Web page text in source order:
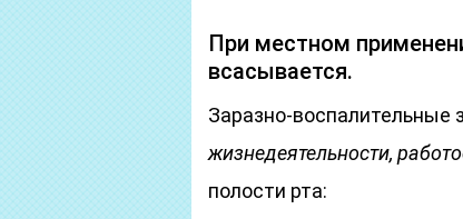
При местном
всасывается.
Заразно-воспалительные
жизнедеятельности,
полости рта: